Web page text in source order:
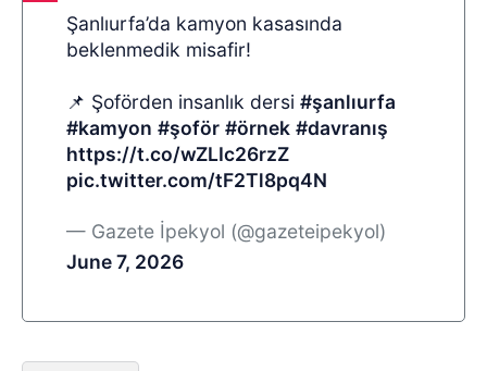
Şanlıurfa’da kamyon kasasında
beklenmedik misafir!
📌 Şoförden insanlık dersi#şanlıurfa
#kamyon #şoför #örnek #davranış
https://t.co/wZLIc26rzZ
pic.twitter.com/tF2Tl8pq4N
— Gazete İpekyol (@gazeteipekyol)
June 7, 2026